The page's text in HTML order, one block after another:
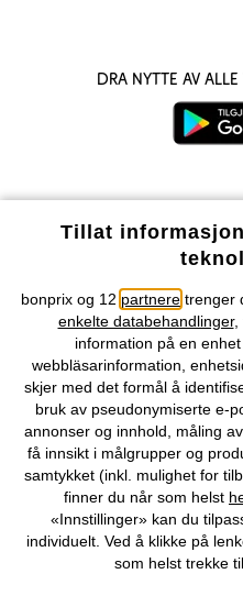
Dra nytte av
Våre betalingsalternativer
Vårt tilbud
Selskapet
Topkategorier / Sesongvarer
Du kan
Tillat
bonprix og 12 partnere trenger
enkelte databehandlinger,
information på en
webbläsarinformation,
skjer med det formål å
bruk av pseudonymiserte e-
annonser og innhold, måling
få innsikt i målgrupper og
samtykket (inkl. mulighet for
finner du når som helst
«Innstillinger» kan du
individuelt. Ved å klikke på
som helst trekke